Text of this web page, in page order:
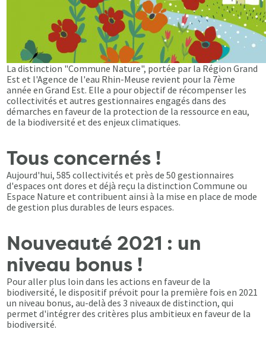
La distinction "Commune Nature", portée par la Région Grand
Est et l'Agence de l'eau Rhin-Meuse revient pour la 7ème
année en Grand Est. Elle a pour objectif de récompenser les
collectivités et autres gestionnaires engagés dans des
démarches en faveur de la protection de la ressource en eau,
de la biodiversité et des enjeux climatiques.
Tous concernés !
Aujourd'hui, 585 collectivités et près de 50 gestionnaires
d'espaces ont dores et déjà reçu la distinction Commune ou
Espace Nature et contribuent ainsi à la mise en place de mode
de gestion plus durables de leurs espaces.
Nouveauté 2021 : un
niveau bonus !
Pour aller plus loin dans les actions en faveur de la
biodiversité, le dispositif prévoit pour la première fois en 2021
un niveau bonus, au-delà des 3 niveaux de distinction, qui
permet d'intégrer des critères plus ambitieux en faveur de la
biodiversité.